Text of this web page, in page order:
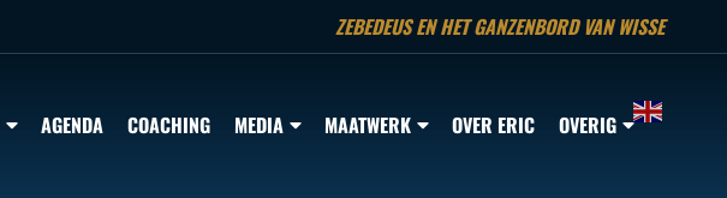
ZEBEDEUS EN HET GANZENBORD VAN WISSE
AGENDA COACHING MEDIA MAATWERK OVER ERIC OVERIG